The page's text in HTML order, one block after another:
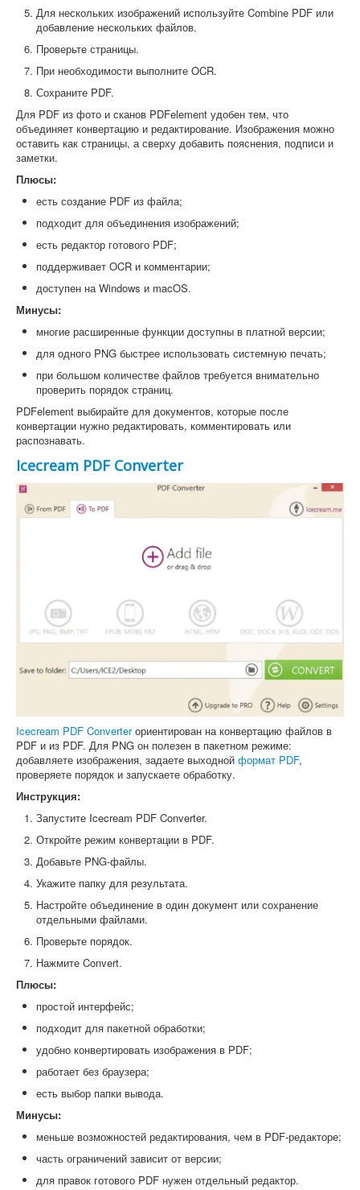
Для нескольких изображений используйте Combine PDF или
добавление нескольких файлов.
Проверьте страницы.
При необходимости выполните OCR.
Сохраните PDF.
Для PDF из фото и сканов PDFelement удобен тем, что
объединяет конвертацию и редактирование. Изображения можно
оставить как страницы, а сверху добавить пояснения, подписи и
заметки.
Плюсы:
есть создание PDF из файла;
подходит для объединения изображений;
есть редактор готового PDF;
поддерживает OCR и комментарии;
доступен на Windows и macOS.
Минусы:
многие расширенные функции доступны в платной версии;
для одного PNG быстрее использовать системную печать;
при большом количестве файлов требуется внимательно
проверить порядок страниц.
PDFelement выбирайте для документов, которые после
конвертации нужно редактировать, комментировать или
распознавать.
Icecream PDF Converter
Icecream PDF Converterориентирован на конвертацию файлов в
PDF и из PDF. Для PNG он полезен в пакетном режиме:
добавляете изображения, задаете выходной формат PDF,
проверяете порядок и запускаете обработку.
Инструкция:
Запустите Icecream PDF Converter.
Откройте режим конвертации в PDF.
Добавьте PNG-файлы.
Укажите папку для результата.
Настройте объединение в один документ или сохранение
отдельными файлами.
Проверьте порядок.
Нажмите Convert.
Плюсы:
простой интерфейс;
подходит для пакетной обработки;
удобно конвертировать изображения в PDF;
работает без браузера;
есть выбор папки вывода.
Минусы:
меньше возможностей редактирования, чем в PDF-редакторе;
часть ограничений зависит от версии;
для правок готового PDF нужен отдельный редактор.